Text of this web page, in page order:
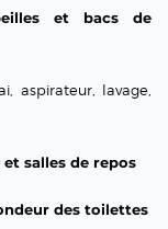
et bacs de
aspirateur, lavage,
salles de repos
des toilettes